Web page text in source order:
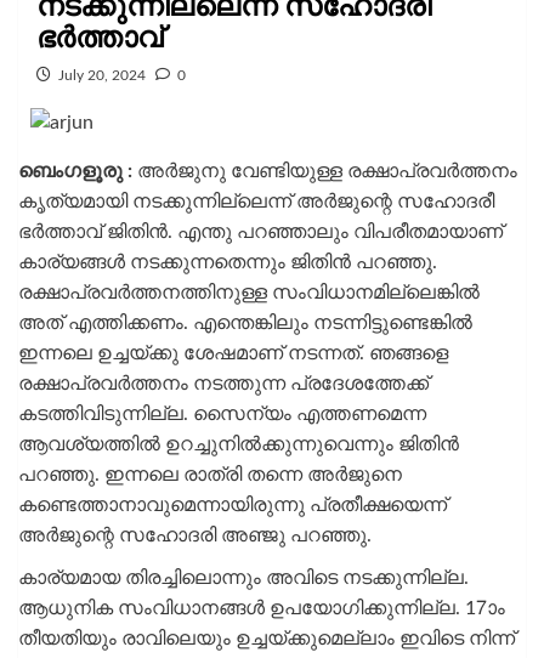
ഭർത്താവ്
July 20, 2024 0
ബെംഗളൂരു : അർജുനു വേണ്ടിയുള്ള രക്ഷാപ്രവർത്തനം
കൃത്യമായി നടക്കുന്നില്ലെന്ന് അർജുന്റെ സഹോദരീ
ഭർത്താവ് ജിതിൻ. എന്തു പറഞ്ഞാലും വിപരീതമായാണ്
കാര്യങ്ങൾ നടക്കുന്നതെന്നും ജിതിൻ പറഞ്ഞു.
രക്ഷാപ്രവർത്തനത്തിനുള്ള സംവിധാനമില്ലെങ്കിൽ
അത് എത്തിക്കണം. എന്തെങ്കിലും നടന്നിട്ടുണ്ടെങ്കിൽ
ഇന്നലെ ഉച്ചയ്ക്കു ശേഷമാണ് നടന്നത്. ഞങ്ങളെ
രക്ഷാപ്രവർത്തനം നടത്തുന്ന പ്രദേശത്തേക്ക്
കടത്തിവിടുന്നില്ല. സൈന്യം എത്തണമെന്ന
ആവശ്യത്തിൽ ഉറച്ചുനിൽക്കുന്നുവെന്നും ജിതിൻ
പറഞ്ഞു. ഇന്നലെ രാത്രി തന്നെ അർജുനെ
കണ്ടെത്താനാവുമെന്നായിരുന്നു പ്രതീക്ഷയെന്ന്
അർജുന്റെ സഹോദരി അഞ്ജു പറഞ്ഞു.
കാര്യമായ തിരച്ചിലൊന്നും അവിടെ നടക്കുന്നില്ല.
ആധുനിക സംവിധാനങ്ങൾ ഉപയോഗിക്കുന്നില്ല. 17ാം
തീയതിയും രാവിലെയും ഉച്ചയ്ക്കുമെല്ലാം ഇവിടെ നിന്ന്